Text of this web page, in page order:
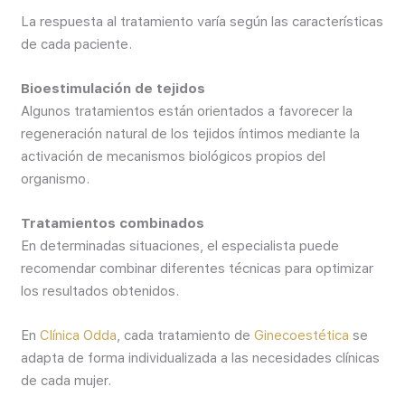
La respuesta al tratamiento varía según las características
de cada paciente.
Bioestimulación de tejidos
Algunos tratamientos están orientados a favorecer la
regeneración natural de los tejidos íntimos mediante la
activación de mecanismos biológicos propios del
organismo.
Tratamientos combinados
En determinadas situaciones, el especialista puede
recomendar combinar diferentes técnicas para optimizar
los resultados obtenidos.
EnClínica Odda, cada tratamiento deGinecoestética se
adapta de forma individualizada a las necesidades clínicas
de cada mujer.